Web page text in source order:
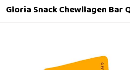
Gloria Snack Chewllagen Bar